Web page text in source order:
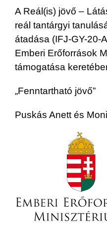
A Reál(is) jövő –
reál tantárgyi
átadása (IFJ-GY-20-
Emberi Erőforrások
támogatása
„Fenntartható jövő”
Puskás Anett és